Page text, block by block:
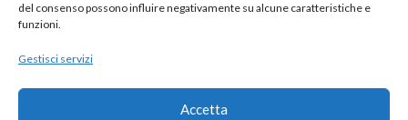
del consenso possono influire negativamente su alcune caratteristiche e
funzioni.
Gestisci servizi
Accetta
Accedi
Feed dei contenuti
Feed dei commenti